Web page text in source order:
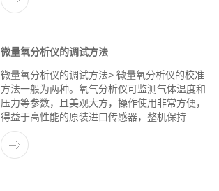
微量氧分析仪的调试方法
微量氧分析仪的调试方法> 微量氧分析仪的校准
方法一般为两种。氧气分析仪可监测气体温度和
压力等参数，且美观大方，操作使用非常方便，
得益于高性能的原装进口传感器，整机保持